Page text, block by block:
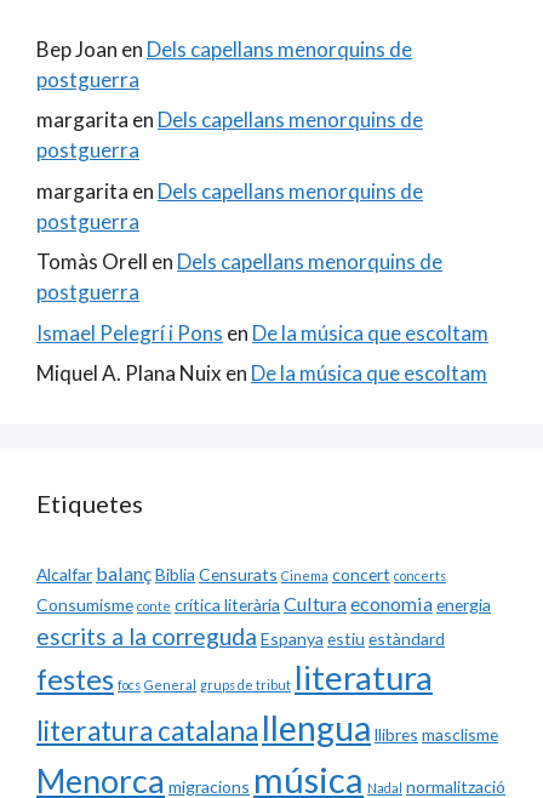
Bep Joan en Dels capellans menorquins de
postguerra
margarita en Dels capellans menorquins de
postguerra
margarita en Dels capellans menorquins de
postguerra
Tomàs Orell en Dels capellans menorquins de
postguerra
Ismael Pelegrí i Pons en De la música que escoltam
Miquel A. Plana Nuix en De la música que escoltam
Etiquetes
Alcalfar balançBiblia Censurats Cinema concert concerts
Consumisme conte crítica literària Culturaeconomiaenergia
escrits a la correguda Espanya estiu estàndard
festes focs General grups de tribut literatura
literatura catalana llengua llibres masclisme
Menorca migracions música Nadal normalització